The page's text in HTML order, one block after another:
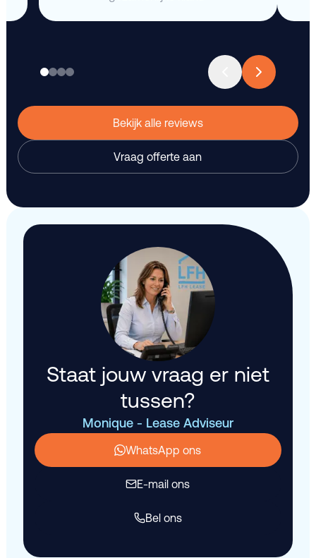
Bekijk alle reviews
Vraag offerte aan
Staat jouw vraag er niet
tussen?
Monique - Lease Adviseur
WhatsApp ons
E-mail ons
Bel ons